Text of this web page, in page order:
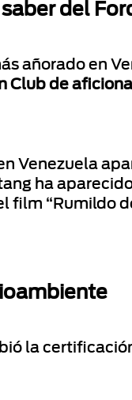
del
añorado en
Club de
Venezuela
ha
film “Rumildo
la